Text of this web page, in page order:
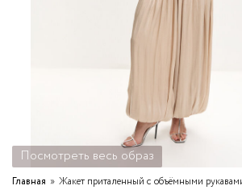
Посмотреть весь образ
Главная Жакет приталенный с объёмными